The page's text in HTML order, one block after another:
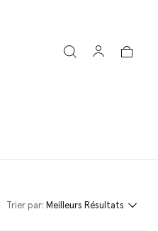
Trier par: Meilleurs Résultats